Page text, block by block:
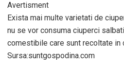
Avertisment
Exista mai multe varietati de
nu se vor consuma ciuperci
comestibile care sunt recoltate in
Sursa:suntgospodina.com